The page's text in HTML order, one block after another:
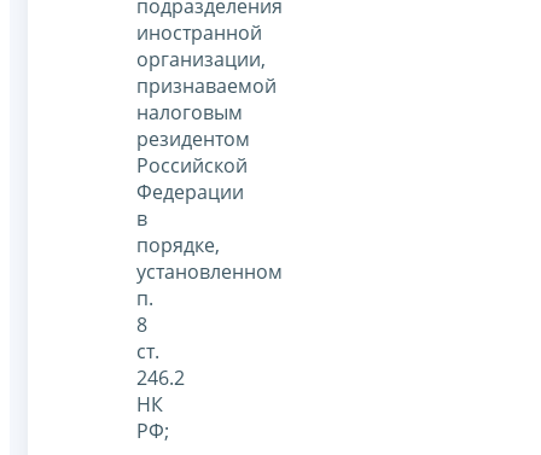
подразделения
иностранной
организации,
признаваемой
налоговым
резидентом
Российской
Федерации
в
порядке,
установленном
п.
8
ст.
246.2
НК
РФ;